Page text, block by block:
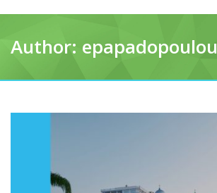
Author: epapadopoulou